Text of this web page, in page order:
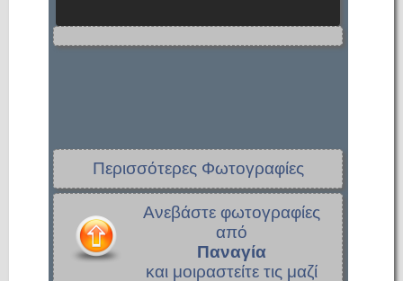
Περισσότερες Φωτογραφίες
Ανεβάστε φωτογραφίες
από
Παναγία
και μοιραστείτε τις μαζί